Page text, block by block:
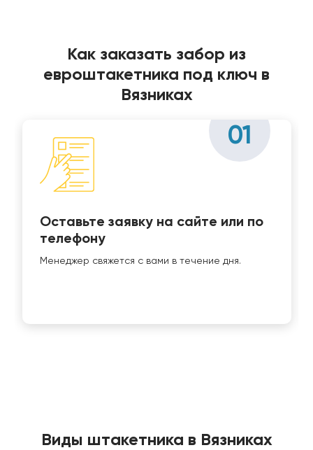
Как заказать забор из
евроштакетника под ключ в
Вязниках
01
Оставьте заявку на сайте или по
телефону
Менеджер свяжется с вами в течение дня.
Виды штакетника в Вязниках